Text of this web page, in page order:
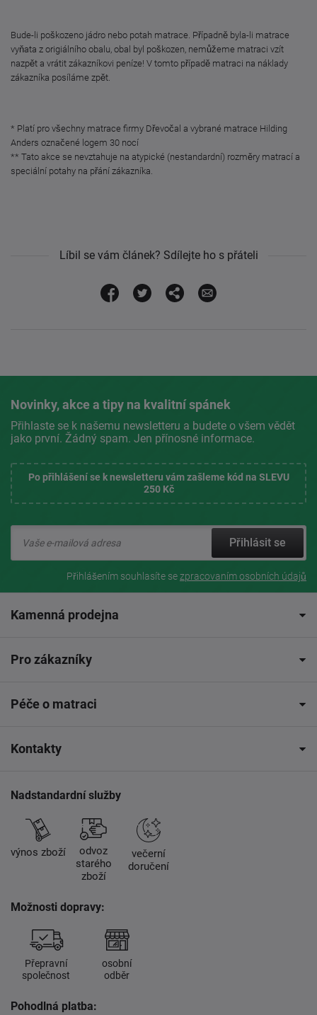
Bude-li poškozeno jádro nebo potah matrace. Případně byla-li matrace
vyňata z origiálního obalu, obal byl poškozen, nemůžeme matraci vzít
nazpět a vrátit zákazníkovi peníze! V tomto případě matraci na náklady
zákazníka posíláme zpět.
* Platí pro všechny matrace firmy Dřevočal a vybrané matrace Hilding
Anders označené logem 30 nocí
** Tato akce se nevztahuje na atypické (nestandardní) rozměry matrací a
speciální potahy na přání zákazníka.
Líbil se vám článek? Sdílejte ho s přáteli
Novinky, akce a tipy na kvalitní spánek
Přihlaste se k našemu newsletteru a budete o všem vědět
jako první. Žádný spam. Jen přínosné informace.
Po přihlášení se k newsletteru vám zašleme kód na SLEVU
250 Kč
Přihlásit se
Přihlášením souhlasíte sezpracovaním osobních údajů
Kamenná prodejna
Pro zákazníky
Péče o matraci
Kontakty
Nadstandardní služby
výnos zboží
odvoz
starého
zboží
večerní
doručení
Možnosti dopravy:
Přepravní
společnost
osobní
odběr
Pohodlná platba: